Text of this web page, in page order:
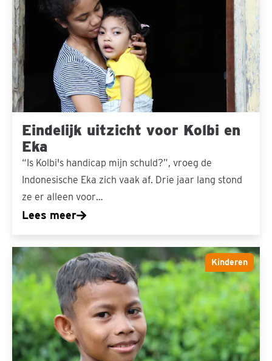
Eindelijk uitzicht voor Kolbi en
Eka
“Is Kolbi's handicap mijn schuld?”, vroeg de
Indonesische Eka zich vaak af. Drie jaar lang stond
ze er alleen voor…
Lees meer
voor
Kolbi
en
Eka
Kinderen
De
lange
zoektocht
van
Jefri